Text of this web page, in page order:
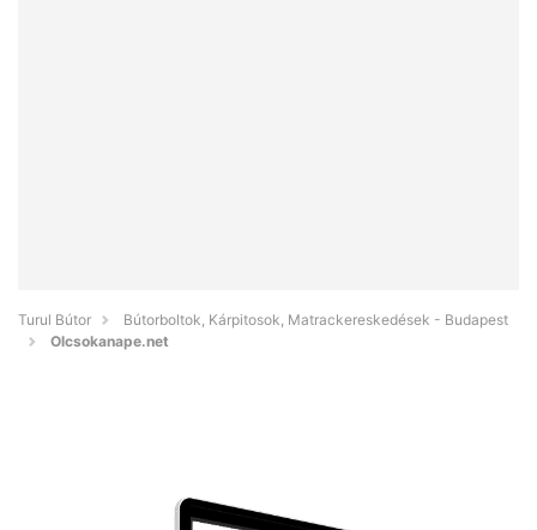
Turul Bútor
Bútorboltok, Kárpitosok, Matrackereskedések - Budapest
Olcsokanape.net